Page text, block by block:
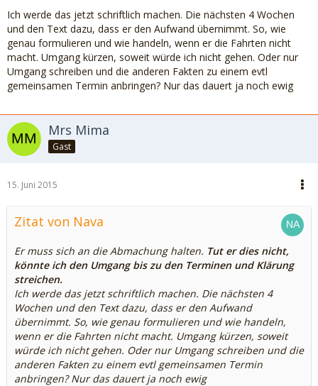
Ich werde das jetzt schriftlich machen. Die nächsten 4 Wochen
und den Text dazu, dass er den Aufwand übernimmt. So, wie
genau formulieren und wie handeln, wenn er die Fahrten nicht
macht. Umgang kürzen, soweit würde ich nicht gehen. Oder nur
Umgang schreiben und die anderen Fakten zu einem evtl
gemeinsamen Termin anbringen? Nur das dauert ja noch ewig
Mrs Mima
Gast
15. Juni 2015
Zitat von Nava
Er muss sich an die Abmachung halten. Tut er dies nicht,
könnte ich den Umgang bis zu den Terminen und Klärung
streichen.
Ich werde das jetzt schriftlich machen. Die nächsten 4
Wochen und den Text dazu, dass er den Aufwand
übernimmt. So, wie genau formulieren und wie handeln,
wenn er die Fahrten nicht macht. Umgang kürzen, soweit
würde ich nicht gehen. Oder nur Umgang schreiben und die
anderen Fakten zu einem evtl gemeinsamen Termin
anbringen? Nur das dauert ja noch ewig